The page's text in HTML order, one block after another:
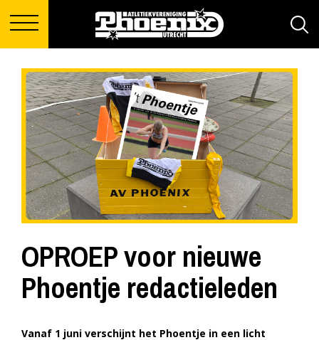
OPROEP voor nieuwe
Phoentje redactieleden
Vanaf 1 juni verschijnt het Phoentje in een licht